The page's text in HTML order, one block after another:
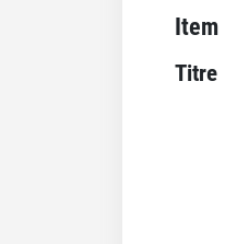
Item
Titre